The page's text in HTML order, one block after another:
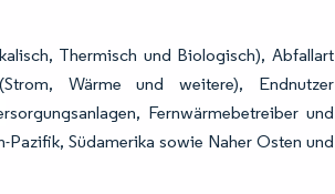
Thermisch und Biologisch), Abfallart
Wärme und weitere), Endnutzer
Fernwärmebetreiber und
Südamerika sowie Naher Osten und